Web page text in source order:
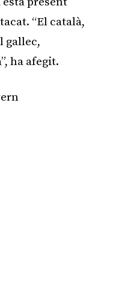
“El català,
gallec,
ha afegit.